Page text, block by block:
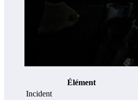
Élément
Incident